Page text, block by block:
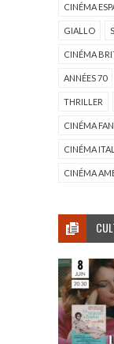
CINÉMA
GIALLO
CINÉMA
ANNÉES 70
THRILLER
CINÉMA
CINÉMA
CINÉMA